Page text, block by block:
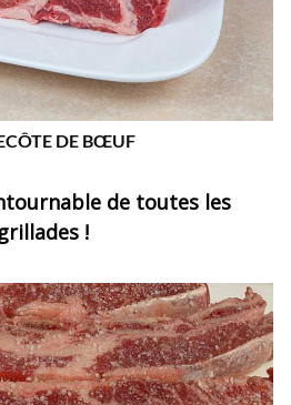
DE BŒUF
de toutes les
grillades !